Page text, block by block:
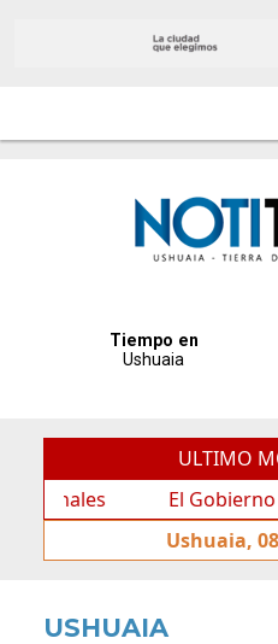
ULTIMO
El Gobierno
Ushuaia,
USHUAIA